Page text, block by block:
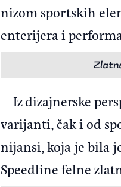
nizom sportskih
enterijera i
Iz dizajnerske
varijanti, čak i od
nijansi, koja je bila
Speedline felne